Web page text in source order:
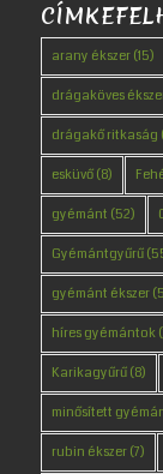
arany ékszer(15)
drágaköves
drágakő ritkaság
esküvő(8)
gyémánt (52)
Gyémántgyűrű
gyémánt ékszer
híres gyémántok
Karikagyűrű(8)
minősített
rubin ékszer(7)